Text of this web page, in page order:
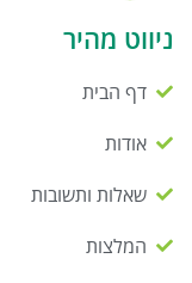
ניווט מהיר
דף הבית
אודות
שאלות ותשובות
המלצות